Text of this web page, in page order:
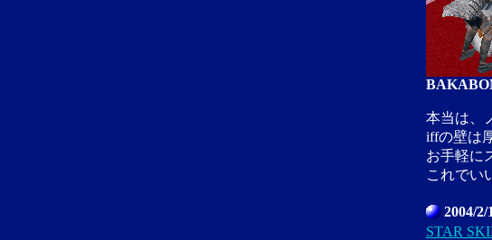
本当は、
iffの壁は
お手軽に
これでい
2004/2/
STAR